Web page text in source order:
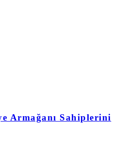
Armağanı Sahiplerini